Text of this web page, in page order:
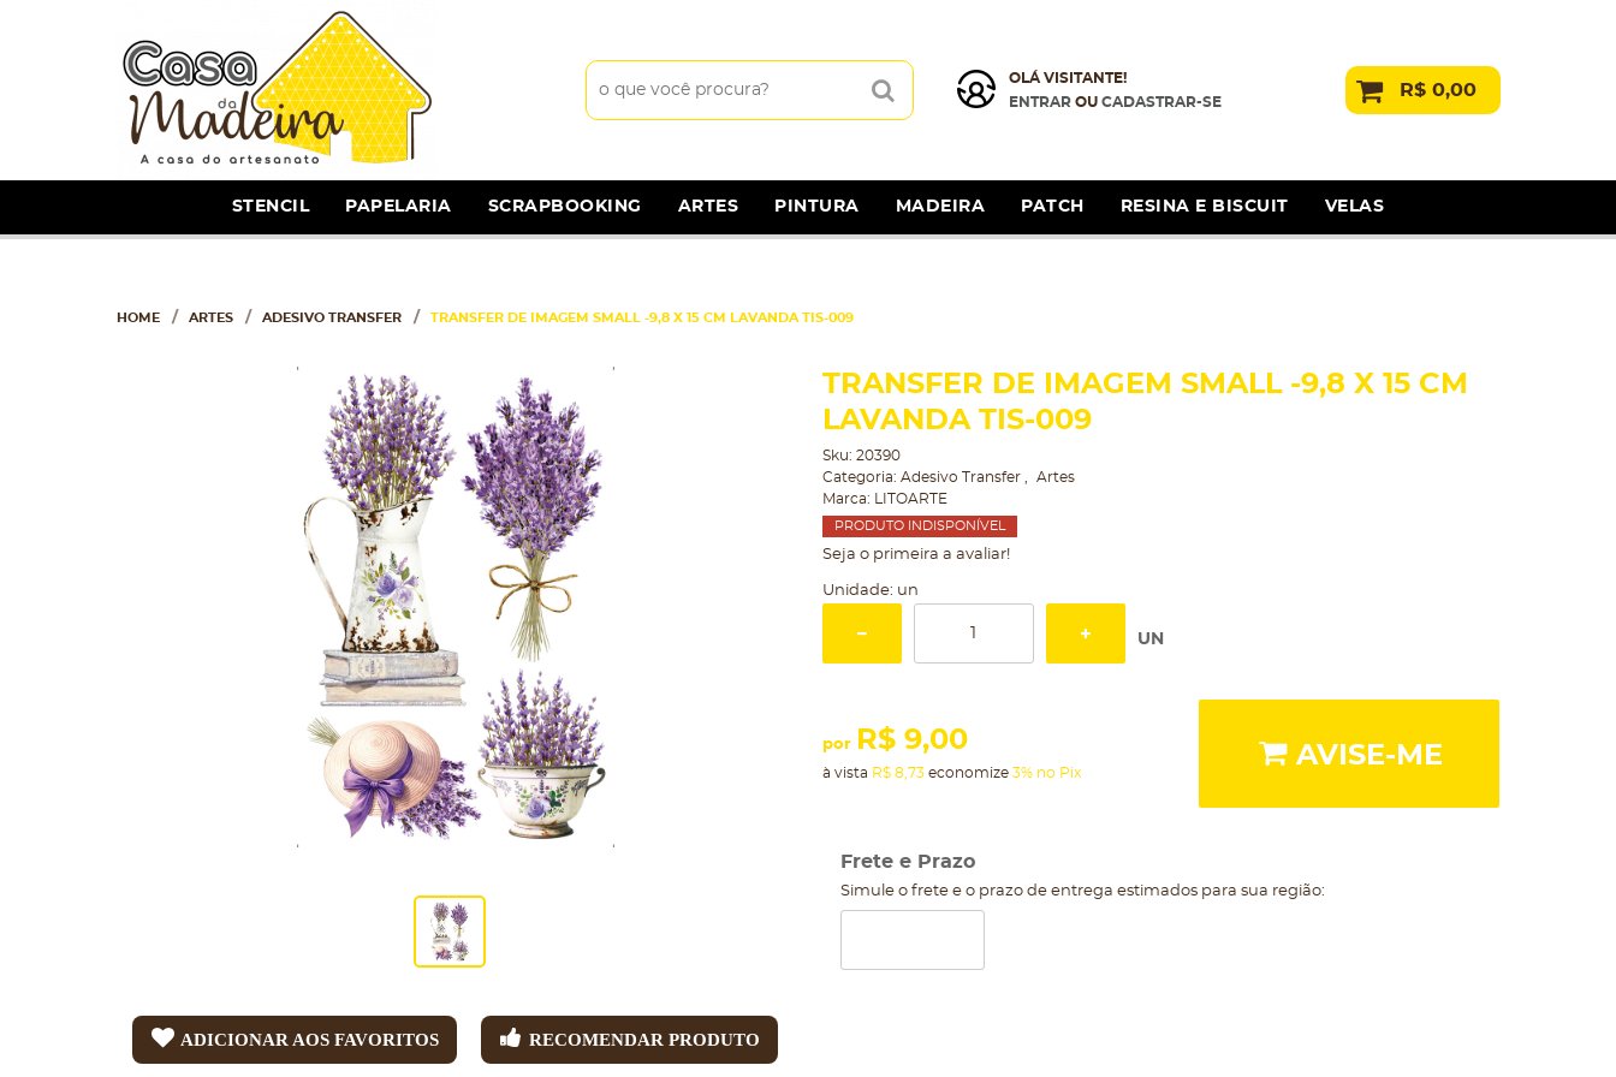
OLÁ VISITANTE!
ENTRAROU CADASTRAR-SE
R$ 0,00
STENCIL PAPELARIA SCRAPBOOKING ARTES PINTURA MADEIRA PATCH RESINA E BISCUIT VELAS
HOME ARTES ADESIVO TRANSFER TRANSFER DE IMAGEM SMALL -9,8 X 15 CM LAVANDA TIS-009
ADICIONAR AOS FAVORITOS RECOMENDAR PRODUTO
TRANSFER DE IMAGEM SMALL -9,8 X 15 CM
LAVANDA TIS-009
Sku: 20390
Categoria: Adesivo Transfer
Artes
Marca:
LITOARTE
PRODUTO INDISPONÍVEL
Seja o primeira a avaliar!
Unidade: un
UN
por R$ 9,00
à vista R$ 8,73economize 3% no Pix
AVISE-ME
Frete e Prazo
Simule o frete e o prazo de entrega estimados para sua região: